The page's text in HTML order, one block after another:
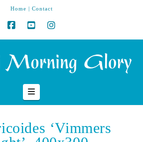
Home | Contact
Navigation
‘Vimmers